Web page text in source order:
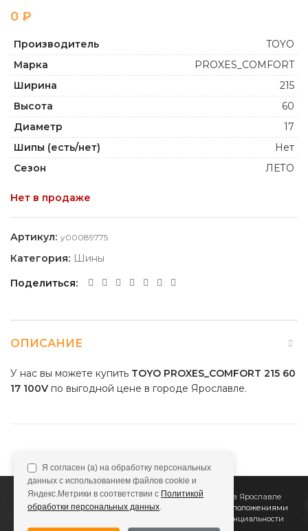
₽
Производитель
TOYO
Марка
PROXES_COMFORT
Ширина
215
Высота
60
Диаметр
17
Шипы (есть/нет)
Нет
Сезон
ЛЕТО
Нет в продаже
Артикул: y00089775
Категория: Шины
Поделиться
ОПИСАНИЕ
У нас вы можете купить TOYO PROXES_COMFORT 215 60
17 100V по выгодной цене в городе Ярославле.
2011Все Колёса Интернет-магазин шин и дисков в Ярославле
Сайт не является публичной офертой, определяемой положениями
Политике конфиденциальности
Я согласен (а) на обработку персональных
данных с использованием файлов cookie и
Яндекс.Метрики в соответствии с Политикой
обработки персональных данных.